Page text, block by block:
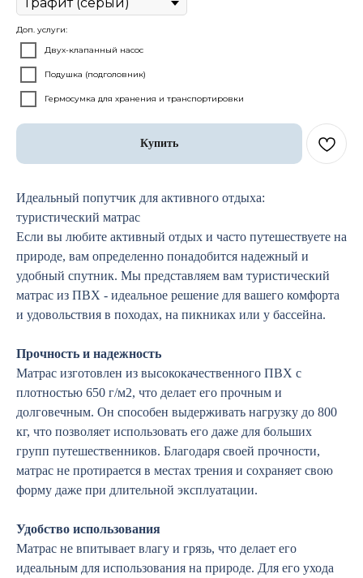
Доп. услуги:
Двух-клапанный насос
Подушка (подголовник)
Гермосумка для хранения и транспортировки
Купить
Идеальный попутчик для активного отдыха:
туристический матрас
Если вы любите активный отдых и часто путешествуете на
природе, вам определенно понадобится надежный и
удобный спутник. Мы представляем вам туристический
матрас из ПВХ - идеальное решение для вашего комфорта
и удовольствия в походах, на пикниках или у бассейна.
Прочность и надежность
Матрас изготовлен из высококачественного ПВХ с
плотностью 650 г/м2, что делает его прочным и
долговечным. Он способен выдерживать нагрузку до 800
кг, что позволяет использовать его даже для больших
групп путешественников. Благодаря своей прочности,
матрас не протирается в местах трения и сохраняет свою
форму даже при длительной эксплуатации.
Удобство использования
Матрас не впитывает влагу и грязь, что делает его
идеальным для использования на природе. Для его ухода